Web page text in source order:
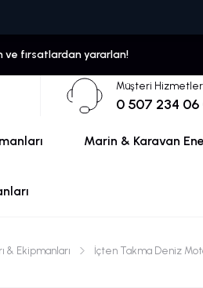
ve fırsatlardan yararlan!
Müşteri
0 507 234 06
Marin & Karavan
& Ekipmanları İçten Takma Deniz